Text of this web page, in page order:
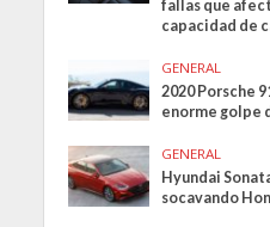
fallas que
capacidad de
GENERAL
2020 Porsche
enorme golpe
GENERAL
Hyundai
socavando